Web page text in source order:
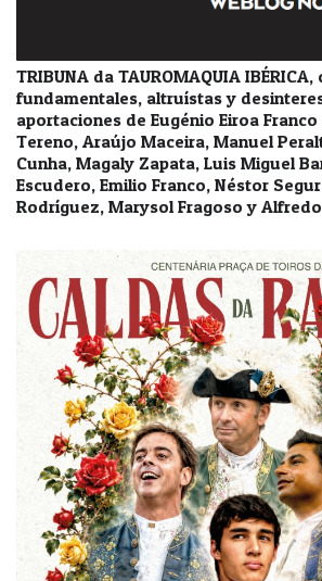
TRIBUNA da TAUROMAQUIA IBÉRICA,
fundamentales, altruístas y
aportaciones de Eugénio Eiroa
Tereno, Araújo Maceira, Manuel
Cunha, Magaly Zapata, Luis Miguel
Escudero, Emilio Franco, Néstor
Rodríguez, Marysol Fragoso y